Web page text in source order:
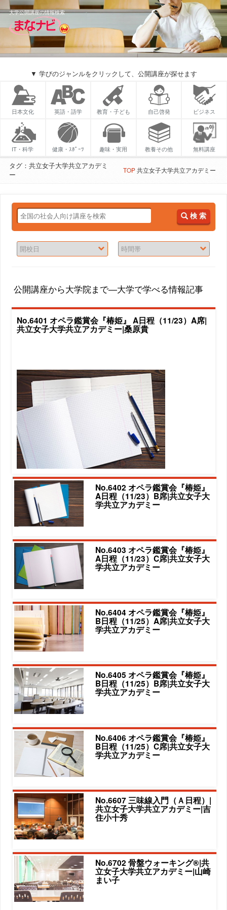
大学公開講座の情報検索
▼ 学びのジャンルをクリックして、公開講座が探せます
日本文化 英語・語学 教育・子ども 自己啓発 ビジネス
IT・科学 健康・ｽﾎﾟｰﾂ 趣味・実用 教養その他 無料講座
タグ：共立女子大学共立アカデミ
ー
TOP共立女子大学共立アカデミー
検 索
公開講座から大学院まで―大学で学べる情報記事
No.6401 オペラ鑑賞会『椿姫』 A日程（11/23）A席|
共立女子大学共立アカデミー|桑原貴
No.6402 オペラ鑑賞会『椿姫』
A日程（11/23）B席|共立女子大
学共立アカデミー
No.6403 オペラ鑑賞会『椿姫』
A日程（11/23）C席|共立女子大
学共立アカデミー
No.6404 オペラ鑑賞会『椿姫』
B日程（11/25）A席|共立女子大
学共立アカデミー
No.6405 オペラ鑑賞会『椿姫』
B日程（11/25）B席|共立女子大
学共立アカデミー
No.6406 オペラ鑑賞会『椿姫』
B日程（11/25）C席|共立女子大
学共立アカデミー
No.6607 三味線入門（Ａ日程）|
共立女子大学共立アカデミー|吉
住小十秀
No.6702 骨盤ウォーキング®|共
立女子大学共立アカデミー|山崎
まい子